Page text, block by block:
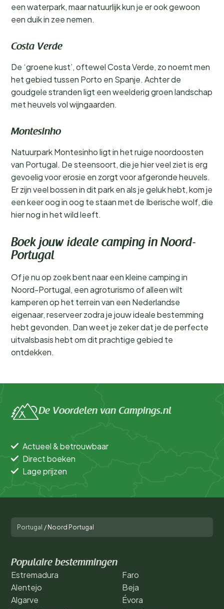
een waterpark, maar natuurlijk kun je er ook gewoon
een duik in zee nemen.
Costa Verde
De ‘groene kust’, oftewel Costa Verde, zo noemt men
het gebied tussen Porto en Spanje. Achter de
goudgele stranden ligt een weelderig groen landschap
met heuvels vol wijngaarden.
Montesinho
Natuurpark Montesinho ligt in het ruige noordoosten
van Portugal. De steensoort, die je hier veel ziet is erg
gevoelig voor erosie en zorgt voor afgeronde heuvels.
Er zijn veel bossen in dit park en als je geluk hebt, kom je
een keer oog in oog te staan met de Iberische wolf, die
hier nog in het wild leeft.
Boek jouw ideale camping in Noord-
Portugal
Of je nu op zoek bent naar een kleine camping in
Noord-Portugal, een agroturismo of alleen wilt
kamperen op het terrein van een Nederlandse
eigenaar, reserveer zodra je jouw ideale bestemming
hebt gevonden. Dan weet je zeker dat je de perfecte
uitvalsbasis hebt om dit prachtige gebied te
ontdekken.
De Voordelen van Campings.nl
Actueel & betrouwbaar
Direct boeken
Lage prijzen
Portugal / Noord Portugal
Populaire bestemmingen
Estremadura
Alentejo
Algarve
Faro
Beja
Évora